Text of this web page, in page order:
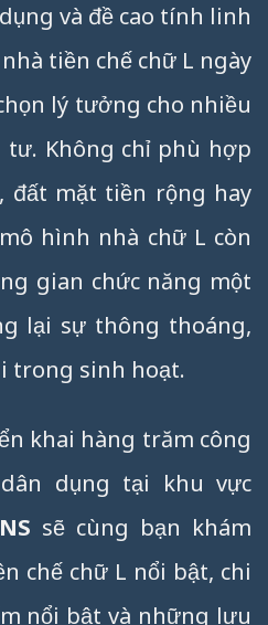
và đề cao tính linh
tiền chế chữ L ngày
lý tưởng cho nhiều
tư. Không chỉ phù hợp
đất mặt tiền rộng hay
hình nhà chữ L còn
gian chức năng một
lại sự thông thoáng,
trong sinh hoạt.
khai hàng trăm công
dụng tại khu vực
sẽ cùng bạn khám
chế chữ L nổi bật, chi
nổi bật và những lưu